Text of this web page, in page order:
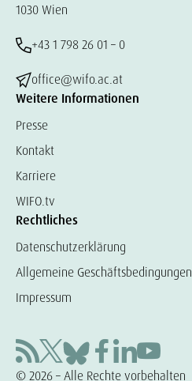
1030 Wien
+43 1 798 26 01 – 0
office@wifo.ac.at
Weitere Informationen
Presse
Kontakt
Karriere
WIFO.tv
Rechtliches
Datenschutzerklärung
Allgemeine Geschäftsbedingungen
Impressum
© 2026 – Alle Rechte vorbehalten